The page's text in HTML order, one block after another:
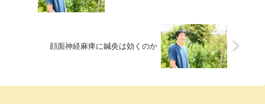
顔面神経麻痺に鍼灸は効くのか